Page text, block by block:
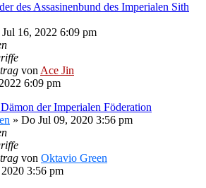
des Assasinenbund des Imperialen Sith
Jul 16, 2022 6:09 pm
von Ace Jin
6:09 pm
der Imperialen Föderation
» Do Jul 09, 2020 3:56 pm
von Oktavio Green
3:56 pm